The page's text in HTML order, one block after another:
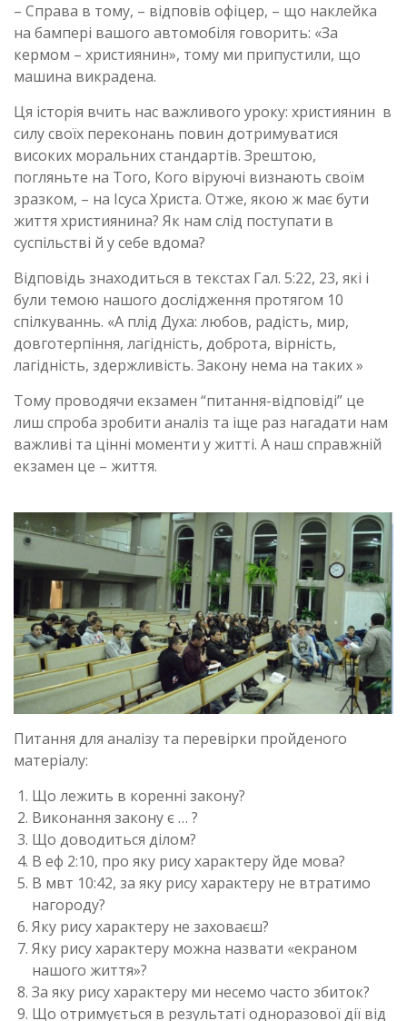
– Справа в тому, – відповів офіцер, – що наклейка
на бампері вашого автомобіля говорить: «За
кермом – християнин», тому ми припустили, що
машина викрадена.
Ця історія вчить нас важливого уроку: християнин в
силу своїх переконань повин дотримуватися
високих моральних стандартів. Зрештою,
погляньте на Того, Кого віруючі визнають своїм
зразком, – на Ісуса Христа. Отже, якою ж має бути
життя християнина? Як нам слід поступати в
суспільстві й у себе вдома?
Відповідь знаходиться в текстах Гал. 5:22, 23, які і
були темою нашого дослідження протягом 10
спілкуваннь. «А плід Духа: любов, радість, мир,
довготерпіння, лагідність, доброта, вірність,
лагідність, здержливість. Закону нема на таких »
Тому проводячи екзамен “питання-відповіді” це
лиш спроба зробити аналіз та іще раз нагадати нам
важливі та цінні моменти у житті. А наш справжній
екзамен це – життя.
Питання для аналізу та перевірки пройденого
матеріалу:
Що лежить в коренні закону?
Виконання закону є … ?
Що доводиться ділом?
В еф 2:10, про яку рису характеру йде мова?
В мвт 10:42, за яку рису характеру не втратимо
нагороду?
Яку рису характеру не заховаєш?
Яку рису характеру можна назвати «екраном
нашого життя»?
За яку рису характеру ми несемо часто збиток?
Що отримується в результаті одноразової дії від